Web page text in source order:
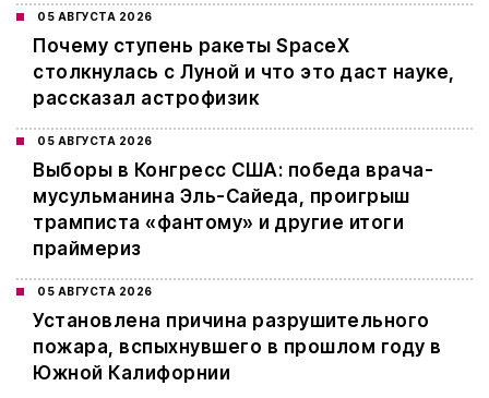
05 АВГУСТА 2026
Почему ступень ракеты SpaceX
столкнулась с Луной и что это даст науке,
рассказал астрофизик
05 АВГУСТА 2026
Выборы в Конгресс США: победа врача-
мусульманина Эль-Сайеда, проигрыш
трамписта «фантому» и другие итоги
праймериз
05 АВГУСТА 2026
Установлена причина разрушительного
пожара, вспыхнувшего в прошлом году в
Южной Калифорнии